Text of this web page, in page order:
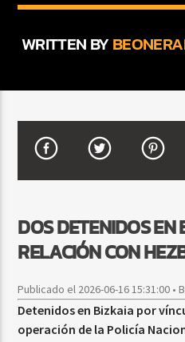
CURRENT TRACK
ARTIST
9:00 PM 12:00 AM
Beone Radio
WRITTEN BY
DOS DETENIDOS
RELACIÓN CON
Publicado el 2026-06-16 15:31:00 •
Detenidos en Bizkaia por
operación de la Policía